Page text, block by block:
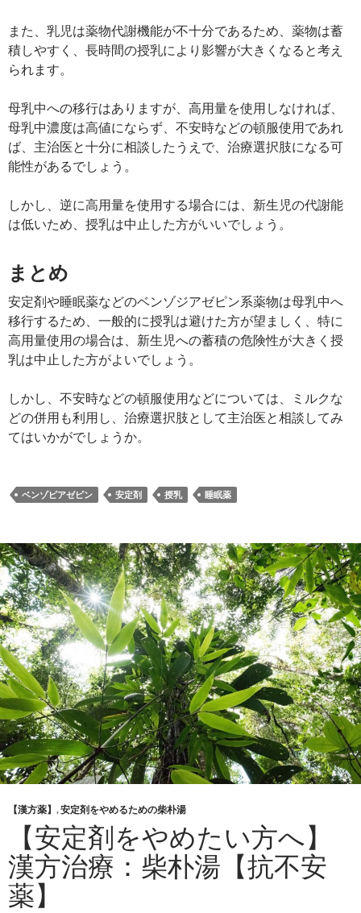
また、乳児は薬物代謝機能が不十分であるため、薬物は蓄
積しやすく、長時間の授乳により影響が大きくなると考え
られます。
母乳中への移行はありますが、高用量を使用しなければ、
母乳中濃度は高値にならず、不安時などの頓服使用であれ
ば、主治医と十分に相談したうえで、治療選択肢になる可
能性があるでしょう。
しかし、逆に高用量を使用する場合には、新生児の代謝能
は低いため、授乳は中止した方がいいでしょう。
まとめ
安定剤や睡眠薬などのベンゾジアゼピン系薬物は母乳中へ
移行するため、一般的に授乳は避けた方が望ましく、特に
高用量使用の場合は、新生児への蓄積の危険性が大きく授
乳は中止した方がよいでしょう。
しかし、不安時などの頓服使用などについては、ミルクな
どの併用も利用し、治療選択肢として主治医と相談してみ
てはいかがでしょうか。
ベンゾピアゼピン 安定剤 授乳 睡眠薬
【漢方薬】 ,安定剤をやめるための柴朴湯
【安定剤をやめたい方へ】
漢方治療：柴朴湯【抗不安
薬】